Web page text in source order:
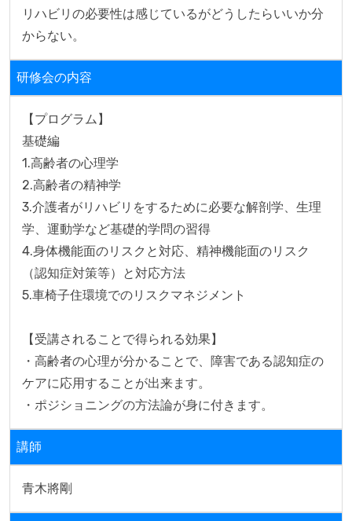
リハビリの必要性は感じているがどうしたらいいか分
からない。
研修会の内容
【プログラム】
基礎編
1.高齢者の心理学
2.高齢者の精神学
3.介護者がリハビリをするために必要な解剖学、生理
学、運動学など基礎的学問の習得
4.身体機能面のリスクと対応、精神機能面のリスク
（認知症対策等）と対応方法
5.車椅子住環境でのリスクマネジメント
【受講されることで得られる効果】
・高齢者の心理が分かることで、障害である認知症の
ケアに応用することが出来ます。
・ポジショニングの方法論が身に付きます。
講師
青木將剛